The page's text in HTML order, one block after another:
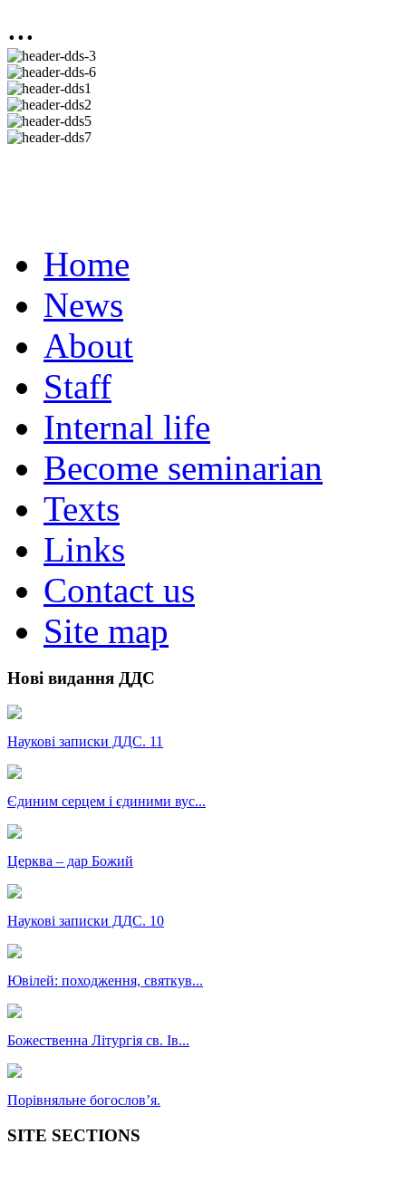
...
Home
News
About
Staff
Internal life
Become seminarian
Texts
Links
Contact us
Site map
Нові видання ДДС
Наукові записки ДДС. 11
Єдиним серцем і єдиними вус...
Церква – дар Божий
Наукові записки ДДС. 10
Ювілей: походження, святкув...
Божественна Літургія св. Ів...
Порівняльне богословʼя.
SITE SECTIONS